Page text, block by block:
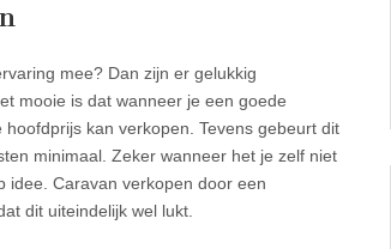
mee? Dan zijn er gelukkig
mooie is dat wanneer je een goede
kan verkopen. Tevens gebeurt dit
minimaal. Zeker wanneer het je zelf niet
idee. Caravan verkopen door een
dit uiteindelijk wel lukt.